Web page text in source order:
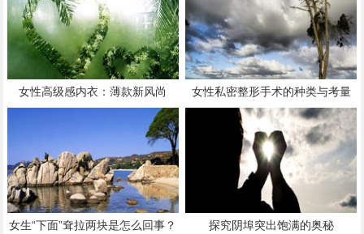
女性高级感内衣：薄款新风尚 女性私密整形手术的种类与考量
女生“下面”耷拉两块是怎么回事？ 探究阴埠突出饱满的奥秘